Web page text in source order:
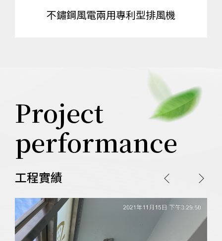
不鏽鋼風電兩用專利型排風機
Project
performance
工程實績